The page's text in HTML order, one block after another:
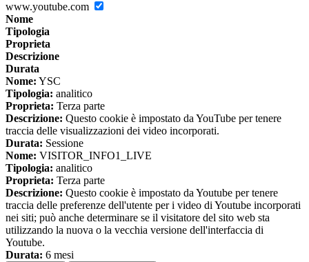
www.youtube.com
Nome
Tipologia
Proprieta
Descrizione
Durata
Nome: YSC
Tipologia: analitico
Proprieta: Terza parte
Descrizione: Questo cookie è impostato da YouTube per tenere
traccia delle visualizzazioni dei video incorporati.
Durata: Sessione
Nome: VISITOR_INFO1_LIVE
Tipologia: analitico
Proprieta: Terza parte
Descrizione: Questo cookie è impostato da Youtube per tenere
traccia delle preferenze dell'utente per i video di Youtube incorporati
nei siti; può anche determinare se il visitatore del sito web sta
utilizzando la nuova o la vecchia versione dell'interfaccia di
Youtube.
Durata: 6 mesi